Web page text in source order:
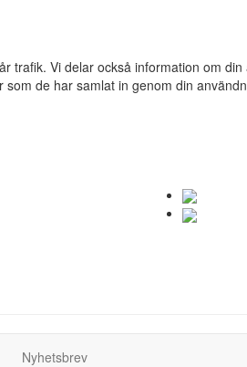
Vi delar också information om
de har samlat in genom din
Nyhetsbrev(current)